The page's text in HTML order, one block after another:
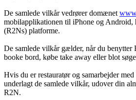
De samlede vilkår vedrører domænet
mobilapplikationen til iPhone og Android,
(R2Ns) platforme.
De samlede vilkår gælder, når du
booke bord, købe take away eller blot
Hvis du er restauratør og samarbejder
underlagt de samlede vilkår, udover din
R2N.